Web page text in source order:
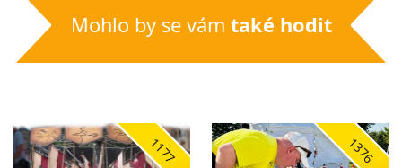
Mohlo by se vám také hodit
1177 1376